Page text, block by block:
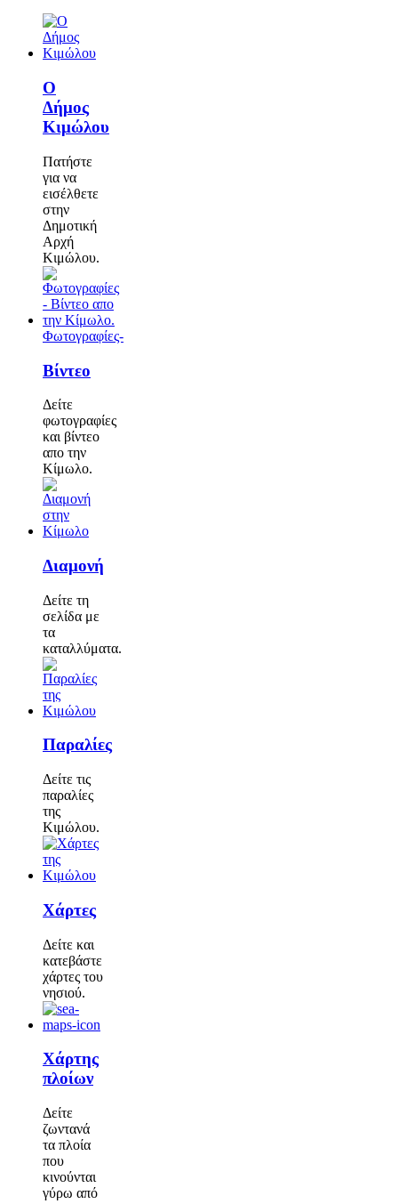
Ο
Δήμος
Κιμώλου
Πατήστε
για να
εισέλθετε
στην
Δημοτική
Αρχή
Κιμώλου.
Φωτογραφίες-
Βίντεο
Δείτε
φωτογραφίες
και βίντεο
απο την
Κίμωλο.
Διαμονή
Δείτε τη
σελίδα με
τα
καταλλύματα.
Παραλίες
Δείτε τις
παραλίες
της
Κιμώλου.
Χάρτες
Δείτε και
κατεβάστε
χάρτες του
νησιού.
Χάρτης
πλοίων
Δείτε
ζωντανά
τα πλοία
που
κινούνται
γύρω από